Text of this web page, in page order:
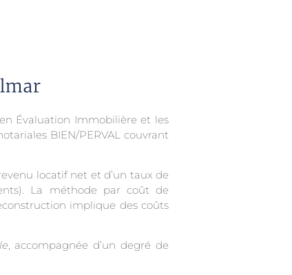
Évaluation Immobilière et les
BIEN/PERVAL couvrant
locatif net et d’un taux de
La méthode par coût de
implique des coûts
, accompagnée d’un degré de